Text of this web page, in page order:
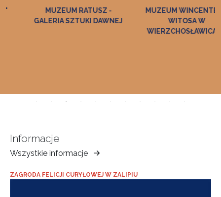
MUZEUM RATUSZ -
GALERIA SZTUKI DAWNEJ
MUZEUM WINCENTEGO
WITOSA W
WIERZCHOSŁAWICACH
Informacje
Wszystkie informacje
Muzeum
Ziemi
Tarnowskiej
ZAGRODA FELICJI CURYŁOWEJ W ZALIPIU